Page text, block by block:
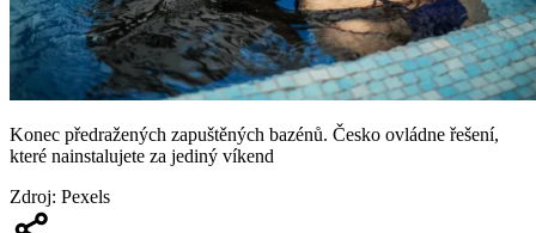
Konec předražených zapuštěných bazénů. Česko ovládne řešení,
které nainstalujete za jediný víkend
Zdroj: Pexels